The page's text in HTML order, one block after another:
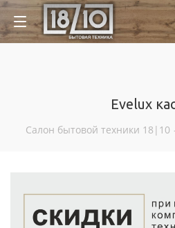
Evelux
Салон бытовой техники 18|10